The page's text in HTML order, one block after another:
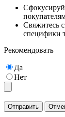
Свяжитесь
специфики
Рекомендовать
Да
Нет